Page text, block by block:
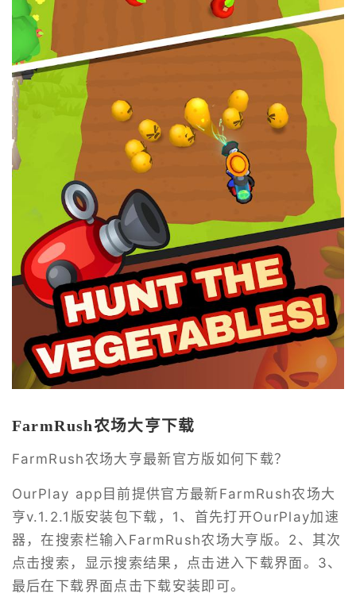
FarmRush农场大亨下载
FarmRush农场大亨最新官方版如何下载？
OurPlay app目前提供官方最新FarmRush农场大
亨v.1.2.1版安装包下载，1、首先打开OurPlay加速
器，在搜索栏输入FarmRush农场大亨版。2、其次
点击搜索，显示搜索结果，点击进入下载界面。3、
最后在下载界面点击下载安装即可。